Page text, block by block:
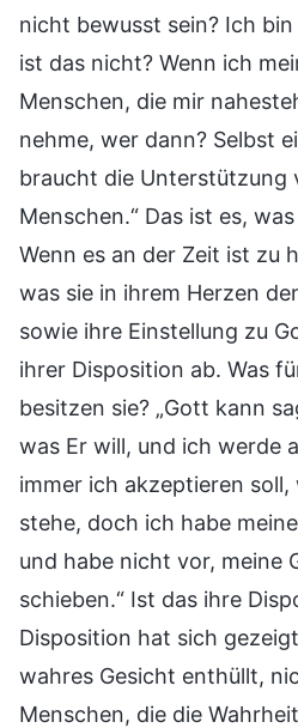
nicht bewusst sein? Ich
ist das nicht? Wenn ich
Menschen, die mir
nehme, wer dann? Selbst
braucht die Unterstützung
Menschen.“ Das ist es,
Wenn es an der Zeit ist zu
was sie in ihrem Herzen
sowie ihre Einstellung zu
ihrer Disposition ab. Was
besitzen sie? „Gott kann
was Er will, und ich werde
immer ich akzeptieren
stehe, doch ich habe
und habe nicht vor, meine
schieben.“ Ist das ihre
Disposition hat sich
wahres Gesicht enthüllt,
Menschen, die die